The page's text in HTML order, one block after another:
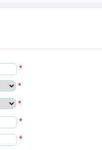
*
*
*
*
*